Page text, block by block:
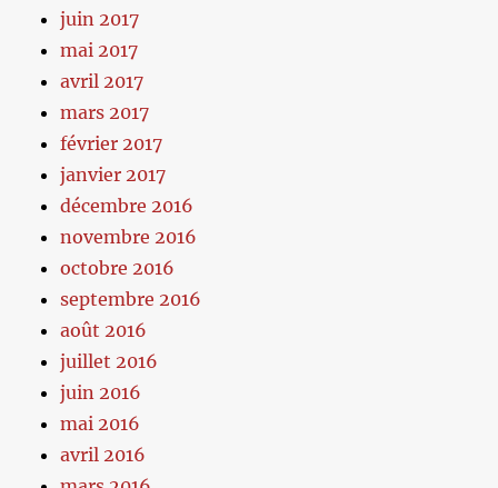
juin 2017
mai 2017
avril 2017
mars 2017
février 2017
janvier 2017
décembre 2016
novembre 2016
octobre 2016
septembre 2016
août 2016
juillet 2016
juin 2016
mai 2016
avril 2016